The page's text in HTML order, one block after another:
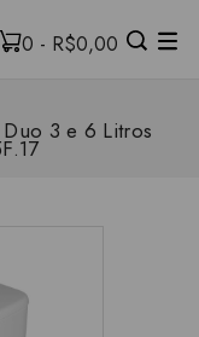
0 - R$0,00
3 e 6 Litros